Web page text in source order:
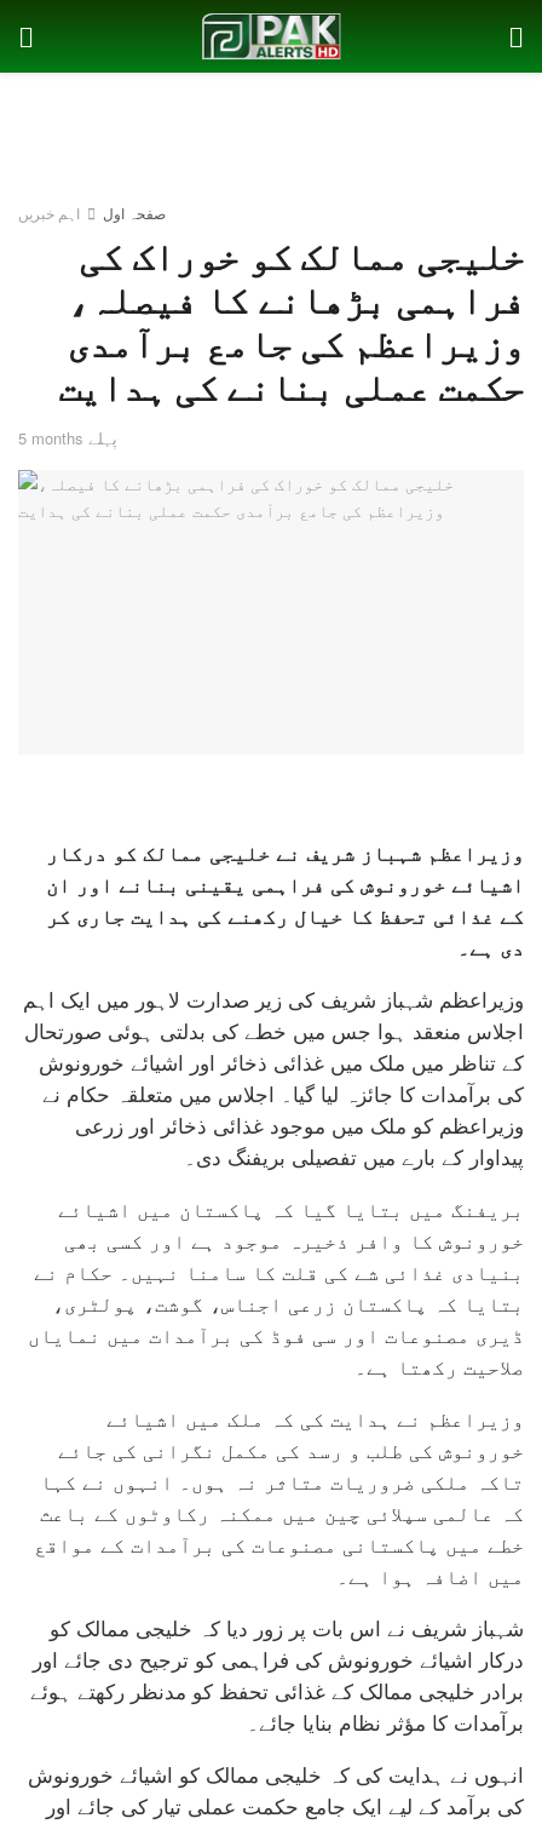
صفحہ اول اہم خبریں
خلیجی ممالک کو خوراک کی
فراہمی بڑھانے کا فیصلہ،
وزیراعظم کی جامع برآمدی
حکمت عملی بنانے کی ہدایت
5 months پہلے
وزیراعظم شہباز شریف نے خلیجی ممالک کو درکار
اشیائے خورونوش کی فراہمی یقینی بنانے اور ان
کے غذائی تحفظ کا خیال رکھنے کی ہدایت جاری کر
دی ہے۔
وزیراعظم شہباز شریف کی زیر صدارت لاہور میں ایک اہم
اجلاس منعقد ہوا جس میں خطے کی بدلتی ہوئی صورتحال
کے تناظر میں ملک میں غذائی ذخائر اور اشیائے خورونوش
کی برآمدات کا جائزہ لیا گیا۔ اجلاس میں متعلقہ حکام نے
وزیراعظم کو ملک میں موجود غذائی ذخائر اور زرعی
پیداوار کے بارے میں تفصیلی بریفنگ دی۔
بریفنگ میں بتایا گیا کہ پاکستان میں اشیائے
خورونوش کا وافر ذخیرہ موجود ہے اور کسی بھی
بنیادی غذائی شے کی قلت کا سامنا نہیں۔ حکام نے
بتایا کہ پاکستان زرعی اجناس، گوشت، پولٹری،
ڈیری مصنوعات اور سی فوڈ کی برآمدات میں نمایاں
صلاحیت رکھتا ہے۔
وزیراعظم نے ہدایت کی کہ ملک میں اشیائے
خورونوش کی طلب و رسد کی مکمل نگرانی کی جائے
تاکہ ملکی ضروریات متاثر نہ ہوں۔ انہوں نے کہا
کہ عالمی سپلائی چین میں ممکنہ رکاوٹوں کے باعث
خطے میں پاکستانی مصنوعات کی برآمدات کے مواقع
میں اضافہ ہوا ہے۔
شہباز شریف نے اس بات پر زور دیا کہ خلیجی ممالک کو
درکار اشیائے خورونوش کی فراہمی کو ترجیح دی جائے اور
برادر خلیجی ممالک کے غذائی تحفظ کو مدنظر رکھتے ہوئے
برآمدات کا مؤثر نظام بنایا جائے۔
انہوں نے ہدایت کی کہ خلیجی ممالک کو اشیائے خورونوش
کی برآمد کے لیے ایک جامع حکمت عملی تیار کی جائے اور